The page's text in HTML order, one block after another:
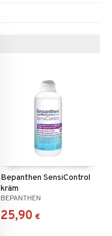
Bepanthen SensiControl
kräm
BEPANTHEN
25,90 €